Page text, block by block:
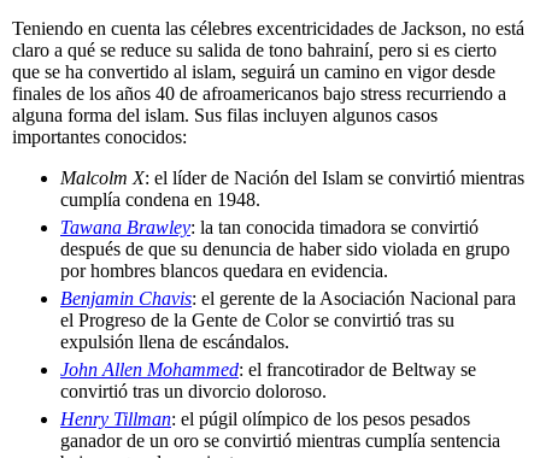
Teniendo en cuenta las célebres excentricidades de Jackson, no está
claro a qué se reduce su salida de tono bahrainí, pero si es cierto
que se ha convertido al islam, seguirá un camino en vigor desde
finales de los años 40 de afroamericanos bajo stress recurriendo a
alguna forma del islam. Sus filas incluyen algunos casos
importantes conocidos:
Malcolm X: el líder de Nación del Islam se convirtió mientras
cumplía condena en 1948.
Tawana Brawley: la tan conocida timadora se convirtió
después de que su denuncia de haber sido violada en grupo
por hombres blancos quedara en evidencia.
Benjamin Chavis: el gerente de la Asociación Nacional para
el Progreso de la Gente de Color se convirtió tras su
expulsión llena de escándalos.
John Allen Mohammed: el francotirador de Beltway se
convirtió tras un divorcio doloroso.
Henry Tillman: el púgil olímpico de los pesos pesados
ganador de un oro se convirtió mientras cumplía sentencia